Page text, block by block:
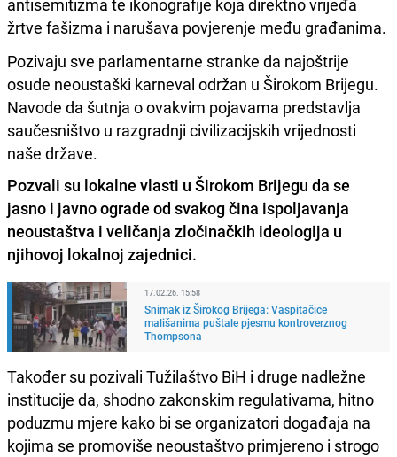
žrtve fašizma i narušava povjerenje među građanima.
Pozivaju sve parlamentarne stranke da najoštrije
osude neoustaški karneval održan u Širokom Brijegu.
Navode da šutnja o ovakvim pojavama predstavlja
saučesništvo u razgradnji civilizacijskih vrijednosti
naše države.
Pozvali su lokalne vlasti u Širokom Brijegu da se
jasno i javno ograde od svakog čina ispoljavanja
neoustaštva i veličanja zločinačkih ideologija u
njihovoj lokalnoj zajednici.
17.02.26. 15:58
Snimak iz Širokog Brijega: Vaspitačice
mališanima puštale pjesmu kontroverznog
Thompsona
Također su pozivali Tužilaštvo BiH i druge nadležne
institucije da, shodno zakonskim regulativama, hitno
poduzmu mjere kako bi se organizatori događaja na
kojima se promoviše neoustaštvo primjereno i strogo